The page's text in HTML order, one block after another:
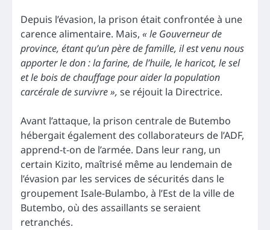
Depuis l’évasion, la prison était confrontée à une
carence alimentaire. Mais, « le Gouverneur de
province, étant qu’un père de famille, il est venu nous
apporter le don : la farine, de l’huile, le haricot, le sel
et le bois de chauffage pour aider la population
carcérale de survivre », se réjouit la Directrice.
Avant l’attaque, la prison centrale de Butembo
hébergait également des collaborateurs de l’ADF,
apprend-t-on de l’armée. Dans leur rang, un
certain Kizito, maîtrisé même au lendemain de
l’évasion par les services de sécurités dans le
groupement Isale-Bulambo, à l’Est de la ville de
Butembo, où des assaillants se seraient
retranchés.